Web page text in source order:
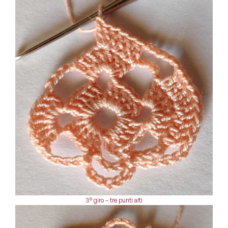
3° giro – tre punti alti